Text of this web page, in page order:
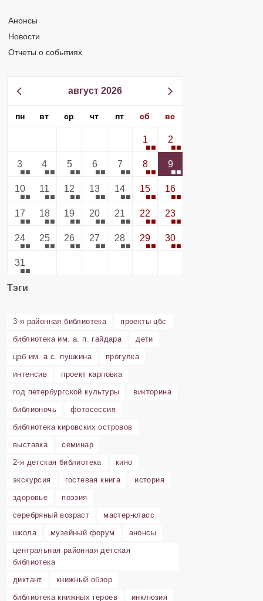
Анонсы
Новости
Отчеты о событиях
август 2026
пн вт ср чт пт сб вс
1 2
3 4 5 6 7 8 9
10 11 12 13 14 15 16
17 18 19 20 21 22 23
24 25 26 27 28 29 30
31
Тэги
3-я районная библиотека
проекты цбс
библиотека им. а. п. гайдара
дети
црб им. а.с. пушкина
прогулка
интенсив
проект карповка
год петербургской культуры
викторина
библионочь
фотосессия
библиотека кировских островов
выставка
семинар
2-я детская библиотека
кино
экскурсия
гостевая книга
история
здоровье
поэзия
серебряный возраст
мастер-класс
школа
музейный форум
анонсы
центральная районная детская
библиотека
диктант
книжный обзор
библиотека книжных героев
инклюзия